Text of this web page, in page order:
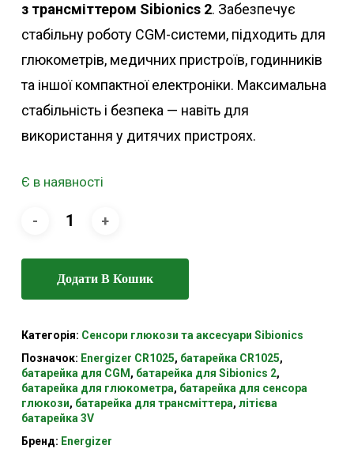
з трансміттером Sibionics 2. Забезпечує
стабільну роботу CGM-системи, підходить для
глюкометрів, медичних пристроїв, годинників
та іншої компактної електроніки. Максимальна
стабільність і безпека — навіть для
використання у дитячих пристроях.
Є в наявності
Додати В Кошик
Категорія: Сенсори глюкози та аксесуари Sibionics
Позначок: Energizer CR1025, батарейка CR1025,
батарейка для CGM , батарейка для Sibionics 2,
батарейка для глюкометра, батарейка для сенсора
глюкози, батарейка для трансміттера, літієва
батарейка 3V
Бренд: Energizer